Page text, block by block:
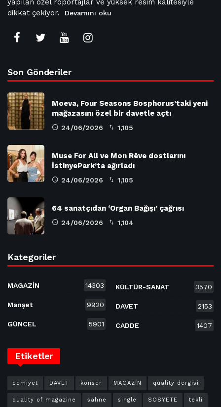
yapılan özel röportajlar ve yüksek resim kalitesiyle
dikkat çekiyor.
Devamını oku
Son Gönderiler
Moeva, Four Seasons Bosphorus’taki yeni
mağazasını özel bir davetle açtı
24/06/2026 1,105
Muse For All ve Mon Rêve dostlarını
İstinyePark’ta ağırladı
24/06/2026 1,105
64 sanatçıdan ‘Organ Bağışı’ çağrısı
24/06/2026 1,104
Kategoriler
MAGAZİN 14303
Manşet 9920
GÜNCEL 5901
KÜLTÜR-SANAT 3570
DAVET 2153
CADDE 1407
Etiketler
cemiyet DAVET konser MAGAZİN quality dergisi
quality of magazine sahne single SOSYETE tekli